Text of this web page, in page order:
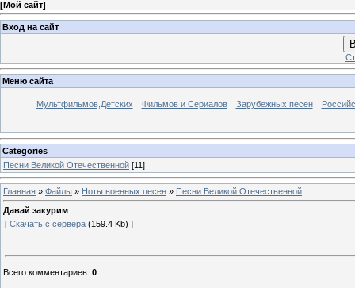
[Мой сайт]
Вход на сайт
Меню сайта
Мультфильмов,Детских Фильмов и Сериалов Зарубежных песен
Categories
Песни Великой Отечественной [11]
Главная » Файлы » Ноты военных песен » Песни Великой Отечественной
Давай закурим
[ Скачать с сервера (159.4 Kb) ]
Всего комментариев: 0